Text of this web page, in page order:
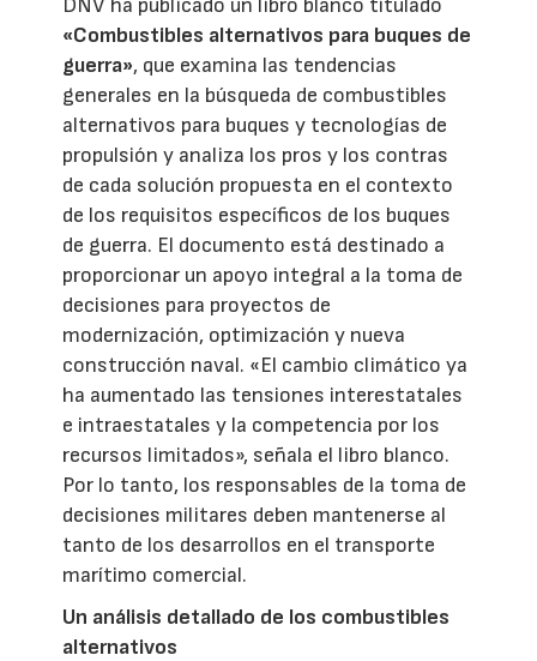
DNV ha publicado un libro blanco titulado
«Combustibles alternativos para buques de
guerra», que examina las tendencias
generales en la búsqueda de combustibles
alternativos para buques y tecnologías de
propulsión y analiza los pros y los contras
de cada solución propuesta en el contexto
de los requisitos específicos de los buques
de guerra. El documento está destinado a
proporcionar un apoyo integral a la toma de
decisiones para proyectos de
modernización, optimización y nueva
construcción naval. «El cambio climático ya
ha aumentado las tensiones interestatales
e intraestatales y la competencia por los
recursos limitados», señala el libro blanco.
Por lo tanto, los responsables de la toma de
decisiones militares deben mantenerse al
tanto de los desarrollos en el transporte
marítimo comercial.
Un análisis detallado de los combustibles
alternativos